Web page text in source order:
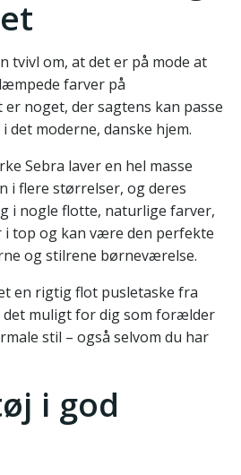
tvivl om, at det er på mode at
farver på
noget, der sagtens kan passe
det moderne, danske hjem.
Sebra laver en hel masse
i flere størrelser, og deres
i nogle flotte, naturlige farver,
i top og kan være den perfekte
og stilrene børneværelse.
en rigtig flot pusletaske fra
muligt for dig som forælder
stil – også selvom du har
i god